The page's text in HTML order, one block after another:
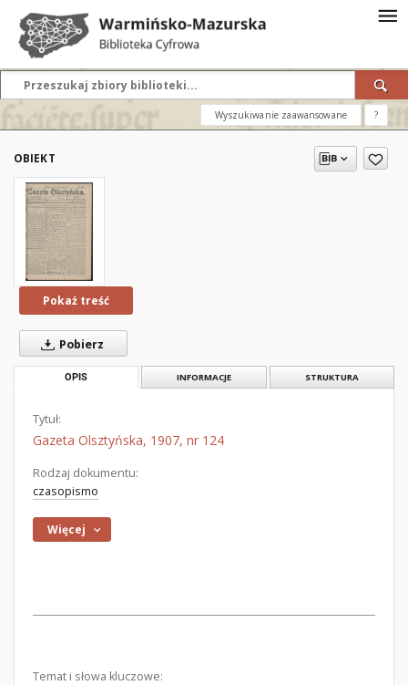
Wyszukiwanie zaawansowane ?
OBIEKT
Pokaż treść
Pobierz
OPIS INFORMACJE STRUKTURA
Tytuł:
Gazeta Olsztyńska, 1907, nr 124
Rodzaj dokumentu:
czasopismo
Więcej
Temat i słowa kluczowe: